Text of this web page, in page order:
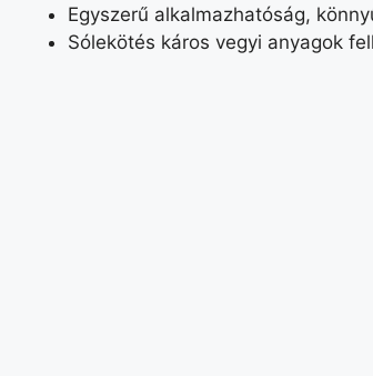
Egyszerű alkalmazhatóság,
Sólekötés káros vegyi anyagok